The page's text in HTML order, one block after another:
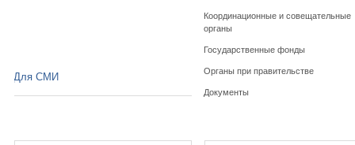
Координационные и совещательные
органы
Государственные фонды
Органы при правительстве
Документы
Для СМИ